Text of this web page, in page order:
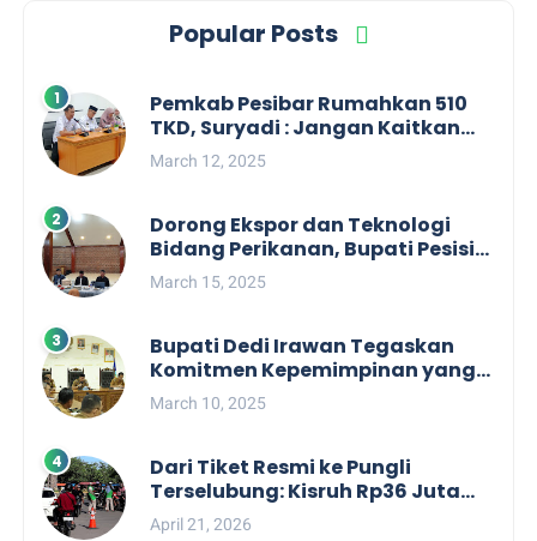
Popular Posts
Pemkab Pesibar Rumahkan 510
TKD, Suryadi : Jangan Kaitkan
Dengan Kepentingan Politik
March 12, 2025
Dorong Ekspor dan Teknologi
Bidang Perikanan, Bupati Pesisir
Barat Audiensi Terkait Sister City
March 15, 2025
Bupati Dedi Irawan Tegaskan
Komitmen Kepemimpinan yang
Berpihak kepada Masyarakat
dalam Rapat Koordinasi OPD
March 10, 2025
Dari Tiket Resmi ke Pungli
Terselubung: Kisruh Rp36 Juta
Pengelolaan Tiket Pantai
April 21, 2026